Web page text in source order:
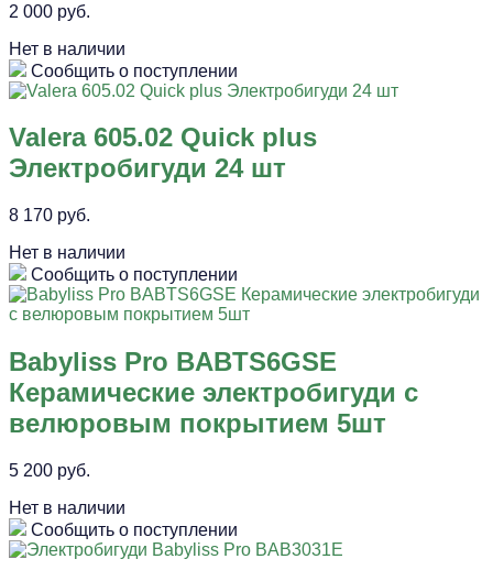
2 000 руб.
Нет в наличии
Сообщить о поступлении
Valera 605.02 Quick plus
Электробигуди 24 шт
8 170 руб.
Нет в наличии
Сообщить о поступлении
Babyliss Pro BABTS6GSE
Керамические электробигуди с
велюровым покрытием 5шт
5 200 руб.
Нет в наличии
Сообщить о поступлении